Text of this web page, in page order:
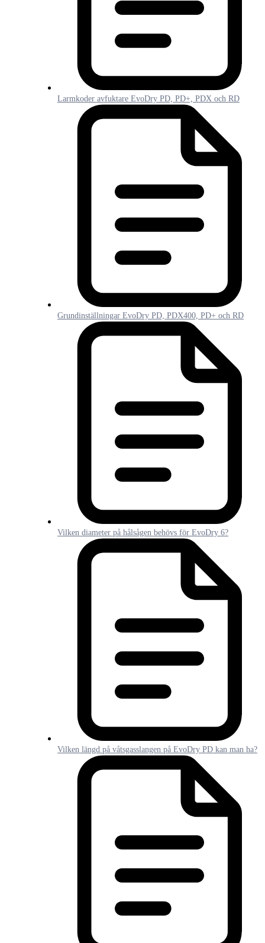
Larmkoder avfuktare EvoDry PD, PD+, PDX och RD
Grundinställningar EvoDry PD, PDX400, PD+ och RD
Vilken diameter på hålsågen behövs för EvoDry 6?
Vilken längd på våtsgasslangen på EvoDry PD kan man ha?